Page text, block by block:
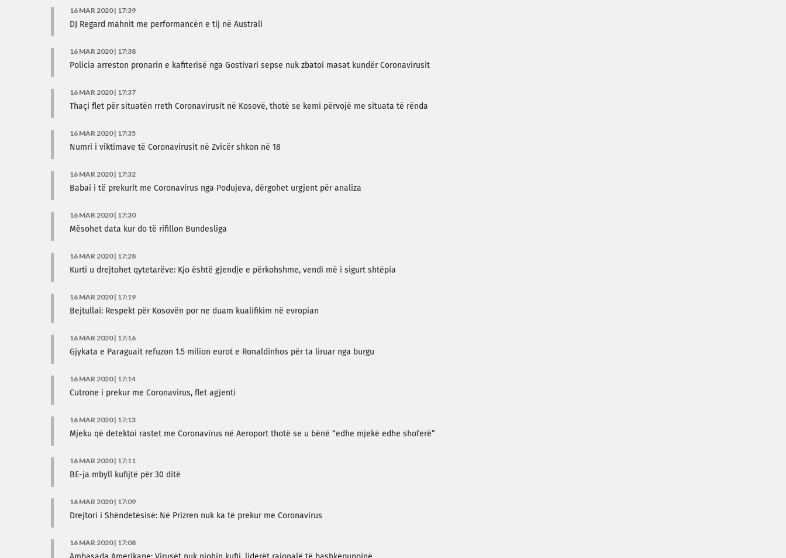
16 MAR 2020 | 17:39
DJ Regard mahnit me performancën e tij në Australi
16 MAR 2020 | 17:38
Policia arreston pronarin e kafiterisë nga Gostivari sepse nuk zbatoi masat kundër Coronavirusit
16 MAR 2020 | 17:37
Thaçi flet për situatën rreth Coronavirusit në Kosovë, thotë se kemi përvojë me situata të rënda
16 MAR 2020 | 17:35
Numri i viktimave të Coronavirusit në Zvicër shkon në 18
16 MAR 2020 | 17:32
Babai i të prekurit me Coronavirus nga Podujeva, dërgohet urgjent për analiza
16 MAR 2020 | 17:30
Mësohet data kur do të rifillon Bundesliga
16 MAR 2020 | 17:28
Kurti u drejtohet qytetarëve: Kjo është gjendje e përkohshme, vendi më i sigurt shtëpia
16 MAR 2020 | 17:19
Bejtullai: Respekt për Kosovën por ne duam kualifikim në evropian
16 MAR 2020 | 17:16
Gjykata e Paraguait refuzon 1.5 milion eurot e Ronaldinhos për ta liruar nga burgu
16 MAR 2020 | 17:14
Cutrone i prekur me Coronavirus, flet agjenti
16 MAR 2020 | 17:13
Mjeku që detektoi rastet me Coronavirus në Aeroport thotë se u bënë “edhe mjekë edhe shoferë”
16 MAR 2020 | 17:11
BE-ja mbyll kufijtë për 30 ditë
16 MAR 2020 | 17:09
Drejtori i Shëndetësisë: Në Prizren nuk ka të prekur me Coronavirus
16 MAR 2020 | 17:08